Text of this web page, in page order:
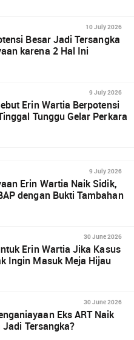
10 July 2026
Besar Jadi Tersangka
karena 2 Hal Ini
9 July 2026
Erin Wartia Berpotensi
Tunggu Gelar Perkara
9 July 2026
Erin Wartia Naik Sidik,
dengan Bukti Tambahan
30 June 2026
Erin Wartia Jika Kasus
Ingin Masuk Meja Hijau
30 June 2026
Eks ART Naik
Tersangka?